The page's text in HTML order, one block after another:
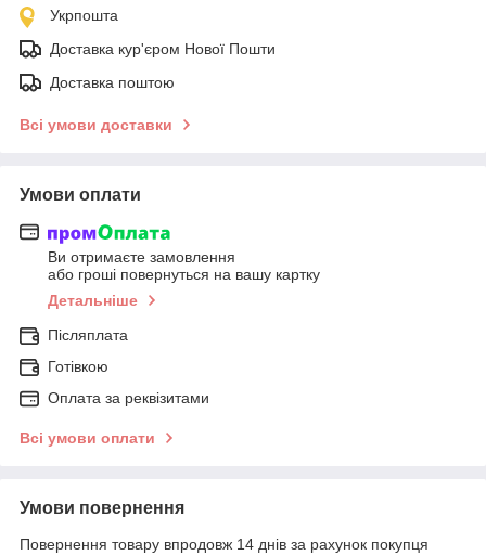
Укрпошта
Доставка кур'єром Нової Пошти
Доставка поштою
Всі умови доставки
Умови оплати
Ви отримаєте замовлення
або гроші повернуться на вашу картку
Детальніше
Післяплата
Готівкою
Оплата за реквізитами
Всі умови оплати
Умови повернення
Повернення товару впродовж 14 днів за рахунок покупця